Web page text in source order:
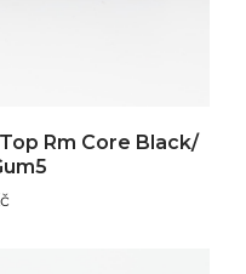
Rm Core Black/